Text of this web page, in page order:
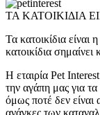
ΤΑ ΚΑΤΟΙΚΙΔΙΑ
Τα κατοικίδια
κατοικίδια σημαίνει
Η εταιρία Pet
την αγάπη μας για
όμως ποτέ δεν είναι